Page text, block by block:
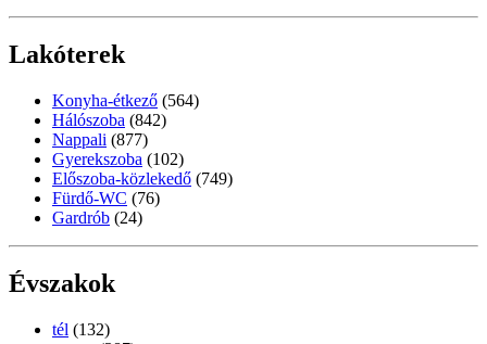
Lakóterek
Konyha-étkező (564)
Hálószoba (842)
Nappali (877)
Gyerekszoba (102)
Előszoba-közlekedő (749)
Fürdő-WC (76)
Gardrób (24)
Évszakok
tél (132)